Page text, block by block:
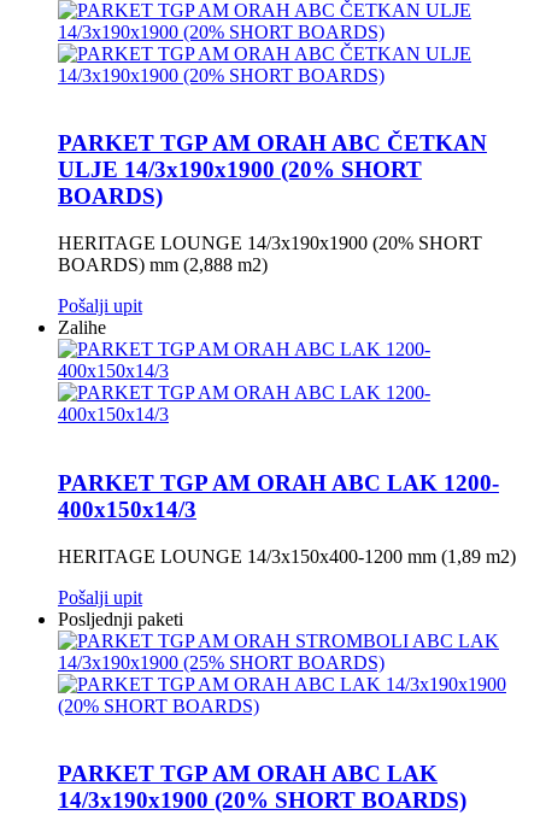
PARKET TGP AM ORAH ABC ČETKAN
ULJE 14/3x190x1900 (20% SHORT
BOARDS)
HERITAGE LOUNGE 14/3x190x1900 (20% SHORT
BOARDS) mm (2,888 m2)
Pošalji upit
Zalihe
PARKET TGP AM ORAH ABC LAK 1200-
400x150x14/3
HERITAGE LOUNGE 14/3x150x400-1200 mm (1,89 m2)
Pošalji upit
Posljednji paketi
PARKET TGP AM ORAH ABC LAK
14/3x190x1900 (20% SHORT BOARDS)